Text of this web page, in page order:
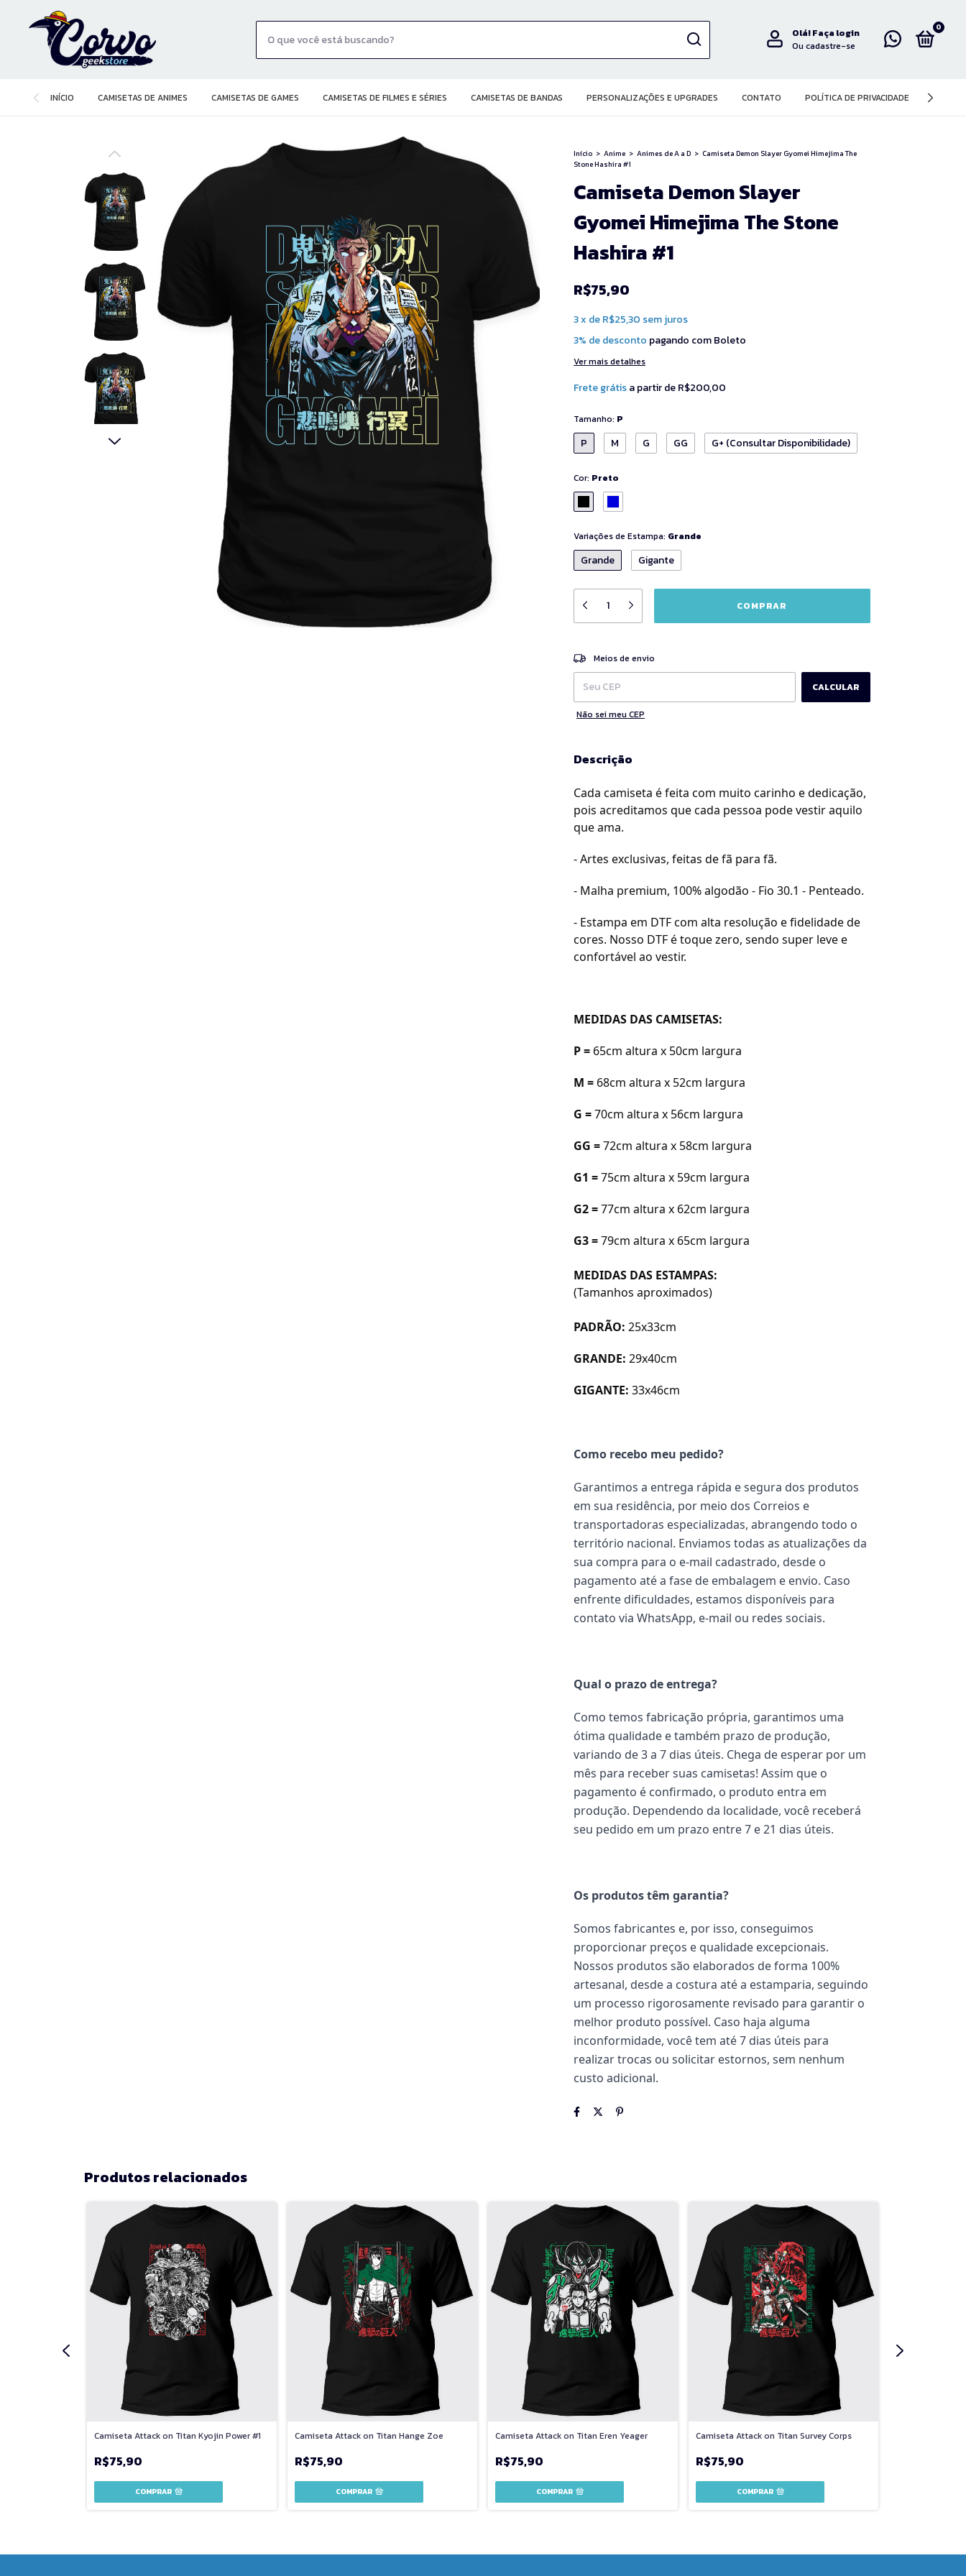
Olá!Faça login
Ou cadastre-se
0
INÍCIO CAMISETAS DE ANIMES CAMISETAS DE GAMES CAMISETAS DE FILMES E SÉRIES CAMISETAS DE BANDAS PERSONALIZAÇÕES E UPGRADES CONTATO POLÍTICA DE PRIVACIDADE
Início > Anime > Animes de A a D > Camiseta Demon Slayer Gyomei Himejima The
Stone Hashira #1
Camiseta Demon Slayer
Gyomei Himejima The Stone
Hashira #1
R$75,90
3x deR$25,30 sem juros
3% de desconto pagando com Boleto
Ver mais detalhes
Frete grátisa partir deR$200,00
Tamanho: P
P M G GG G+ (Consultar Disponibilidade)
Cor: Preto
Variações de Estampa: Grande
Grande Gigante
Entregas para o CEP:
Meios de envio
CALCULAR
Não sei meu CEP
Descrição
Cada camiseta é feita com muito carinho e dedicação,
pois acreditamos que cada pessoa pode vestir aquilo
que ama.
- Artes exclusivas, feitas de fã para fã.
- Malha premium, 100% algodão - Fio 30.1 - Penteado.
- Estampa em DTF com alta resolução e fidelidade de
cores. Nosso DTF é toque zero, sendo super leve e
confortável ao vestir.
MEDIDAS DAS CAMISETAS:
P = 65cm altura x 50cm largura
M = 68cm altura x 52cm largura
G =70cm altura x 56cm largura
GG =72cm altura x 58cm largura
G1 =75cm altura x 59cm largura
G2 =77cm altura x 62cm largura
G3 =79cm altura x 65cm largura
MEDIDAS DAS ESTAMPAS:
(Tamanhos aproximados)
PADRÃO: 25x33cm
GRANDE: 29x40cm
GIGANTE: 33x46cm
Como recebo meu pedido?
Garantimos a entrega rápida e segura dos produtos
em sua residência, por meio dos Correios e
transportadoras especializadas, abrangendo todo o
território nacional. Enviamos todas as atualizações da
sua compra para o e-mail cadastrado, desde o
pagamento até a fase de embalagem e envio. Caso
enfrente dificuldades, estamos disponíveis para
contato via WhatsApp, e-mail ou redes sociais.
Qual o prazo de entrega?
Como temos fabricação própria, garantimos uma
ótima qualidade e também prazo de produção,
variando de 3 a 7 dias úteis. Chega de esperar por um
mês para receber suas camisetas! Assim que o
pagamento é confirmado, o produto entra em
produção. Dependendo da localidade, você receberá
seu pedido em um prazo entre 7 e 21 dias úteis.
Os produtos têm garantia?
Somos fabricantes e, por isso, conseguimos
proporcionar preços e qualidade excepcionais.
Nossos produtos são elaborados de forma 100%
artesanal, desde a costura até a estamparia, seguindo
um processo rigorosamente revisado para garantir o
melhor produto possível. Caso haja alguma
inconformidade, você tem até 7 dias úteis para
realizar trocas ou solicitar estornos, sem nenhum
custo adicional.
Produtos relacionados
Camiseta Attack on Titan Kyojin Power #1
R$75,90
COMPRAR
Camiseta Attack on Titan Hange Zoe
R$75,90
COMPRAR
Camiseta Attack on Titan Eren Yeager
R$75,90
COMPRAR
Camiseta Attack on Titan Survey Corps
R$75,90
COMPRAR